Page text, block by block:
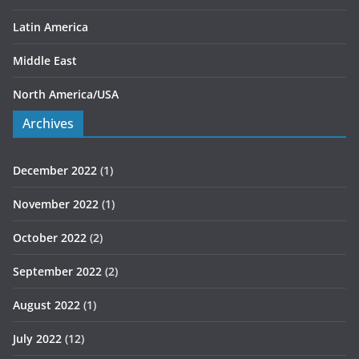
Latin America
Middle East
North America/USA
Archives
December 2022 (1)
November 2022 (1)
October 2022 (2)
September 2022 (2)
August 2022 (1)
July 2022 (12)